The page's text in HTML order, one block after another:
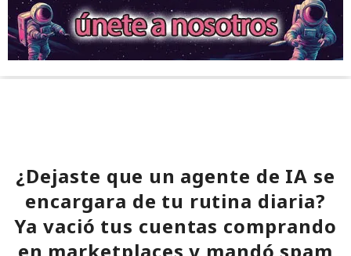
¿Dejaste que un agente de IA se
encargara de tu rutina diaria?
Ya vació tus cuentas comprando
en marketplaces y mandó spam